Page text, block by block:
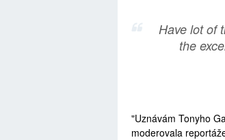
Have lot of
the
"Uznávám Tonyho
moderovala